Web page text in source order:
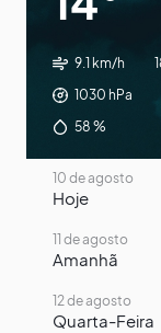
9.1 km/h
1030 hPa
58 %
10 de agosto
Hoje
11 de agosto
Amanhã
12 de agosto
Quarta-Feira